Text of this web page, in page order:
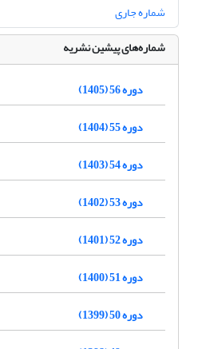
شماره جاری
شماره‌های پیشین نشریه
دوره 56 (1405)
دوره 55 (1404)
دوره 54 (1403)
دوره 53 (1402)
دوره 52 (1401)
دوره 51 (1400)
دوره 50 (1399)